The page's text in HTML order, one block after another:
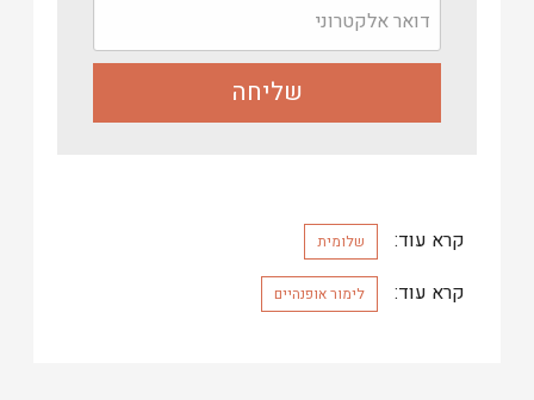
קרא עוד: שלומית
קרא עוד: לימור אופנהיים